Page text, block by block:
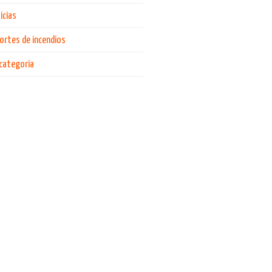
de incendios